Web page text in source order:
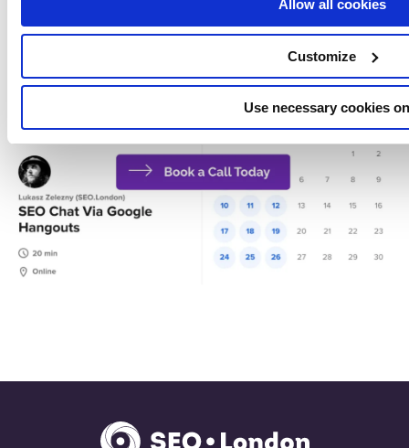
Allow all cookies
Customize
Use necessary cookies
Boek nu een SEO gesprek